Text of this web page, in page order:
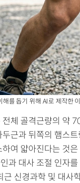
해를 돕기 위해 AI로 제작한
체 골격근량의 약
근과 뒤쪽의 햄스
여 얇아진다는 것
과 대사 조절 인자
근 신경과학 및 대사